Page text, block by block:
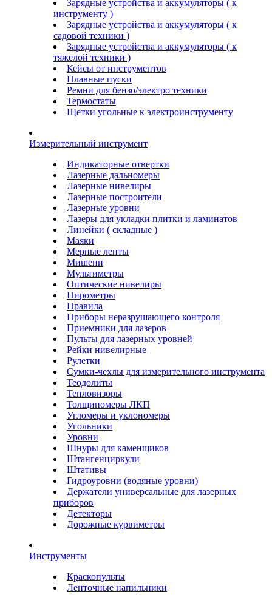
Зарядные устройства и аккумуляторы ( к
инструменту )
Зарядные устройства и аккумуляторы ( к
садовой техники )
Зарядные устройства и аккумуляторы ( к
тяжелой техники )
Кейсы от инструментов
Плавные пуски
Ремни для бензо/электро техники
Термостаты
Щетки угольные к электроинструменту
Измерительный инструмент
Индикаторные отвертки
Лазерные дальномеры
Лазерные нивелиры
Лазерные построители
Лазерные уровни
Лазеры для укладки плитки и ламинатов
Линейки ( складные )
Маяки
Мерные ленты
Мишени
Мультиметры
Оптические нивелиры
Пирометры
Правила
Приборы неразрушающего контроля
Приемники для лазеров
Пульты для лазерных уровней
Рейки нивелирные
Рулетки
Сумки-чехлы для измерительного инструмента
Теодолиты
Тепловизоры
Толщиномеры ЛКП
Угломеры и уклономеры
Угольники
Уровни
Шнуры для каменщиков
Штангенциркули
Штативы
Гидроуровни (водяные уровни)
Держатели универсальные для лазерных
приборов
Детекторы
Дорожные курвиметры
Инструменты
Краскопульты
Ленточные напильники